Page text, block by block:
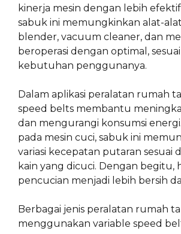
kinerja mesin dengan lebih
sabuk ini memungkinkan alat-
blender, vacuum cleaner, dan
beroperasi dengan optimal,
kebutuhan penggunanya.
Dalam aplikasi peralatan rumah
speed belts membantu
dan mengurangi konsumsi
pada mesin cuci, sabuk ini
variasi kecepatan putaran sesuai
kain yang dicuci. Dengan begitu,
pencucian menjadi lebih bersih
Berbagai jenis peralatan rumah
menggunakan variable speed